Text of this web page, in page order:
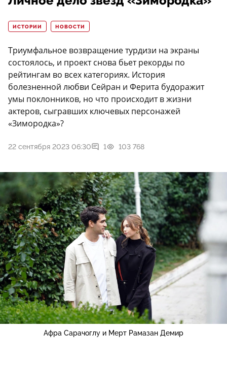
ИСТОРИИ НОВОСТИ
Триумфальное возвращение турдизи на экраны
состоялось, и проект снова бьет рекорды по
рейтингам во всех категориях. История
болезненной любви Сейран и Ферита будоражит
умы поклонников, но что происходит в жизни
актеров, сыгравших ключевых персонажей
«Зимородка»?
22 сентября 2023 06:30 1 103 768
Афра Сарачоглу и Мерт Рамазан Демир